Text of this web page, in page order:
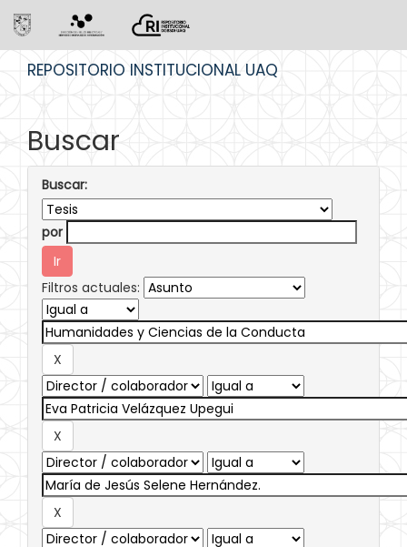
REPOSITORIO INSTITUCIONAL UAQ
Buscar
Buscar:
por
Filtros actuales: